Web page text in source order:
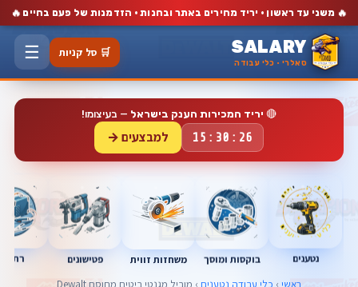
🔥 משני עד ראשון · יריד מחירים באתר ובחנות · הזדמנות של פעם בחיים 🔥
SALARY
סאלרי · כלי עבודה
🛒 סל קניות ☰
🔴 יריד המכירות הענק בישראל — בעיצומו!
15:30:25 למבצעים →
נטענים בוקסות ומוסך משחזות זווית פטישונים
ראשי › כלי עבודה נטענים › מוביל מגנטי ביטים מחוסם Dewalt